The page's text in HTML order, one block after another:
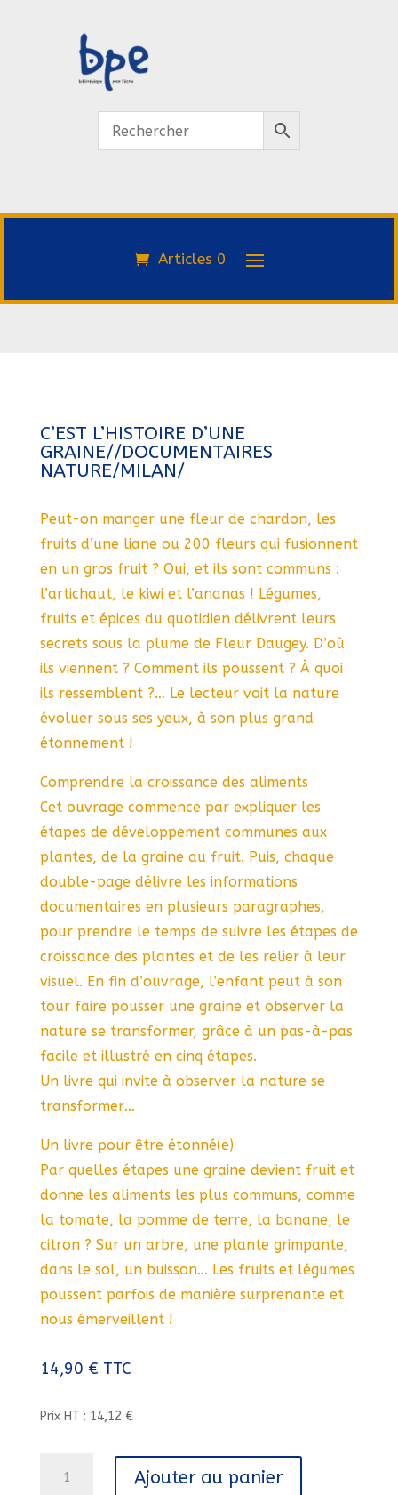
Articles 0
C’EST L’HISTOIRE D’UNE
GRAINE//DOCUMENTAIRES
NATURE/MILAN/
Peut-on manger une fleur de chardon, les
fruits d’une liane ou 200 fleurs qui fusionnent
en un gros fruit ? Oui, et ils sont communs :
l’artichaut, le kiwi et l’ananas ! Légumes,
fruits et épices du quotidien délivrent leurs
secrets sous la plume de Fleur Daugey. D’où
ils viennent ? Comment ils poussent ? À quoi
ils ressemblent ?… Le lecteur voit la nature
évoluer sous ses yeux, à son plus grand
étonnement !
Comprendre la croissance des aliments
Cet ouvrage commence par expliquer les
étapes de développement communes aux
plantes, de la graine au fruit. Puis, chaque
double-page délivre les informations
documentaires en plusieurs paragraphes,
pour prendre le temps de suivre les étapes de
croissance des plantes et de les relier à leur
visuel. En fin d’ouvrage, l’enfant peut à son
tour faire pousser une graine et observer la
nature se transformer, grâce à un pas-à-pas
facile et illustré en cinq étapes.
Un livre qui invite à observer la nature se
transformer…
Un livre pour être étonné(e)
Par quelles étapes une graine devient fruit et
donne les aliments les plus communs, comme
la tomate, la pomme de terre, la banane, le
citron ? Sur un arbre, une plante grimpante,
dans le sol, un buisson… Les fruits et légumes
poussent parfois de manière surprenante et
nous émerveillent !
14,90 € TTC
Prix HT : 14,12 €
Ajouter au panier